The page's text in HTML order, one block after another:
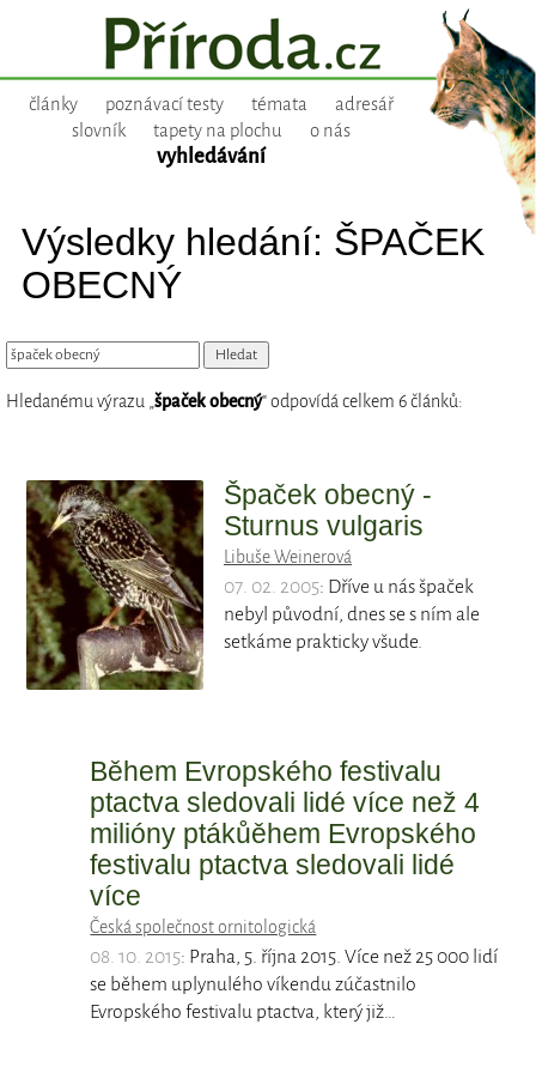
články poznávací testy témata
adresář
slovník
tapety na plochu o nás
vyhledávání
Výsledky hledání: ŠPAČEK
OBECNÝ
Hledanému výrazu „špaček obecný“ odpovídá celkem 6 článků:
Špaček obecný -
Sturnus vulgaris
Libuše Weinerová
07. 02. 2005: Dříve u nás špaček
nebyl původní, dnes se s ním ale
setkáme prakticky všude.
Během Evropského festivalu
ptactva sledovali lidé více než 4
milióny ptákůěhem Evropského
festivalu ptactva sledovali lidé
více
Česká společnost ornitologická
08. 10. 2015: Praha, 5. října 2015. Více než 25 000 lidí
se během uplynulého víkendu zúčastnilo
Evropského festivalu ptactva, který již…